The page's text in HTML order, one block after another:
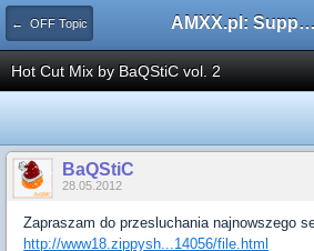
← OFF Topic AMXX.pl: Support AMX Mod X i SourceMod
Hot Cut Mix by BaQStiC vol. 2
BaQStiC
28.05.2012
Zapraszam do przesluchania najnowszego
http://www18.zippysh...14056/file.html